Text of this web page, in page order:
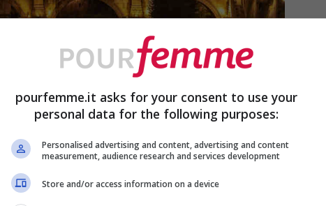
di altre, come quelle in Italia. Essendo
pourfemme.it asks for your consent to use your
personal data for the following purposes:
Personalised advertising and content, advertising and content
measurement, audience research and services development
Store and/or access information on a device